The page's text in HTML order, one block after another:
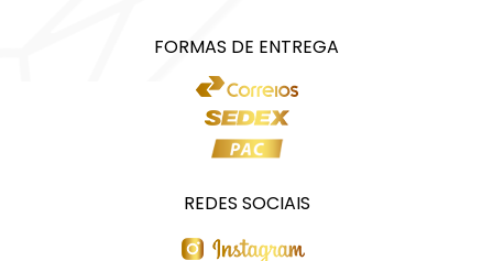
FORMAS DE ENTREGA
REDES SOCIAIS